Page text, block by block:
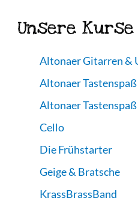
Unsere Kurse
Altonaer Gitarren &
Altonaer
Altonaer
Cello
Die Frühstarter
Geige & Bratsche
KrassBrassBand